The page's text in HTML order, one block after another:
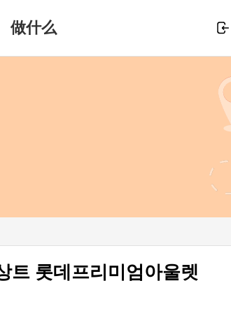
做什么
트 롯데프리미엄아울렛